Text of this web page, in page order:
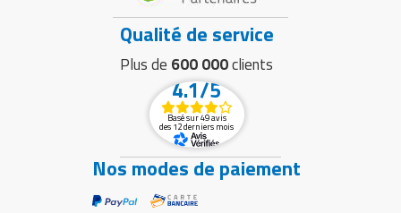
Qualité de service
Plus de 600 000clients
4.1/5
Basé sur 49 avis
des 12 derniers mois
Nos modes de paiement